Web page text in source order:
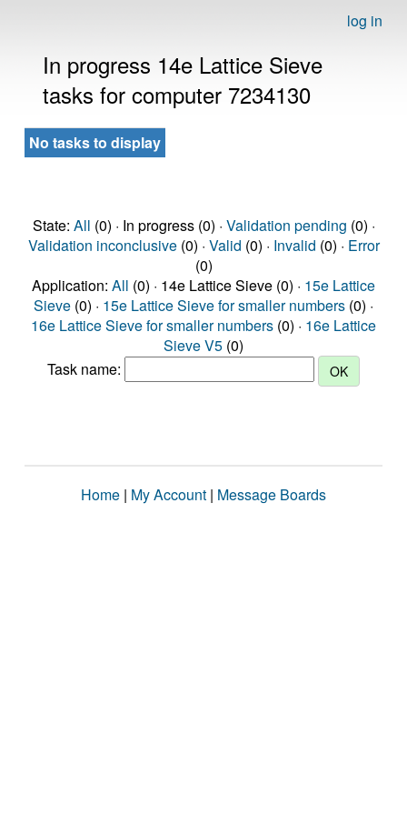
log in
In progress 14e Lattice Sieve
tasks for computer 7234130
No tasks to display
State: All (0) · In progress (0) · Validation pending (0) ·
Validation inconclusive(0) · Valid (0) · Invalid (0) · Error
(0)
Application: All (0) · 14e Lattice Sieve (0) · 15e Lattice
Sieve (0) · 15e Lattice Sieve for smaller numbers (0) ·
16e Lattice Sieve for smaller numbers (0) · 16e Lattice
Sieve V5 (0)
Task name:
Home | My Account | Message Boards